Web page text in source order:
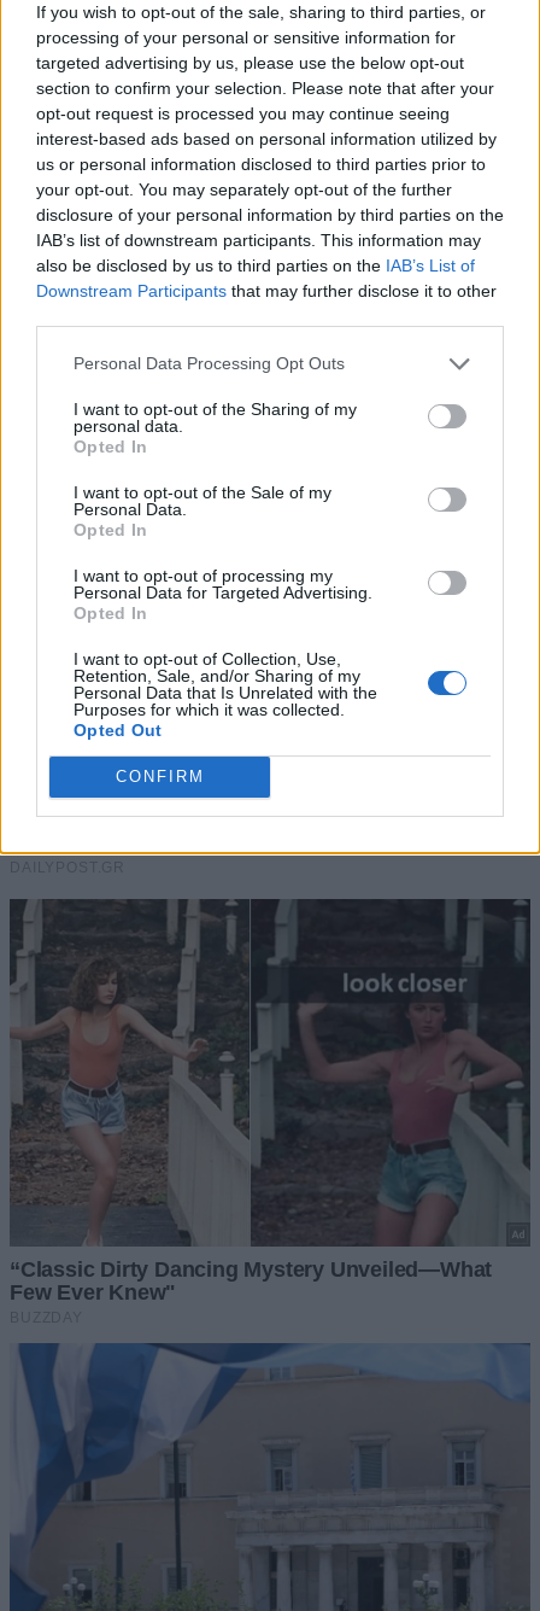
If you wish to opt-out of the sale, sharing to third parties, or
processing of your personal or sensitive information for
targeted advertising by us, please use the below opt-out
section to confirm your selection. Please note that after your
opt-out request is processed you may continue seeing
interest-based ads based on personal information utilized by
us or personal information disclosed to third parties prior to
your opt-out. You may separately opt-out of the further
disclosure of your personal information by third parties on the
IAB’s list of downstream participants. This information may
also be disclosed by us to third parties on the IAB’s List of
Downstream Participants that may further disclose it to other
Personal Data Processing Opt Outs
I want to opt-out of the Sharing of my
personal data.
Opted In
I want to opt-out of the Sale of my
Personal Data.
Opted In
I want to opt-out of processing my
Personal Data for Targeted Advertising.
Opted In
I want to opt-out of Collection, Use,
Retention, Sale, and/or Sharing of my
Personal Data that Is Unrelated with the
Purposes for which it was collected.
Opted Out
CONFIRM